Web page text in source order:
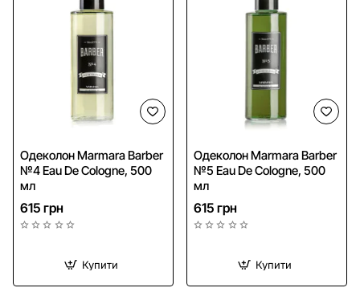
Одеколон Marmara Barber
№4 Eau De Cologne, 500
мл
615 грн
Купити
Одеколон Marmara Barber
№5 Eau De Cologne, 500
мл
615 грн
Купити